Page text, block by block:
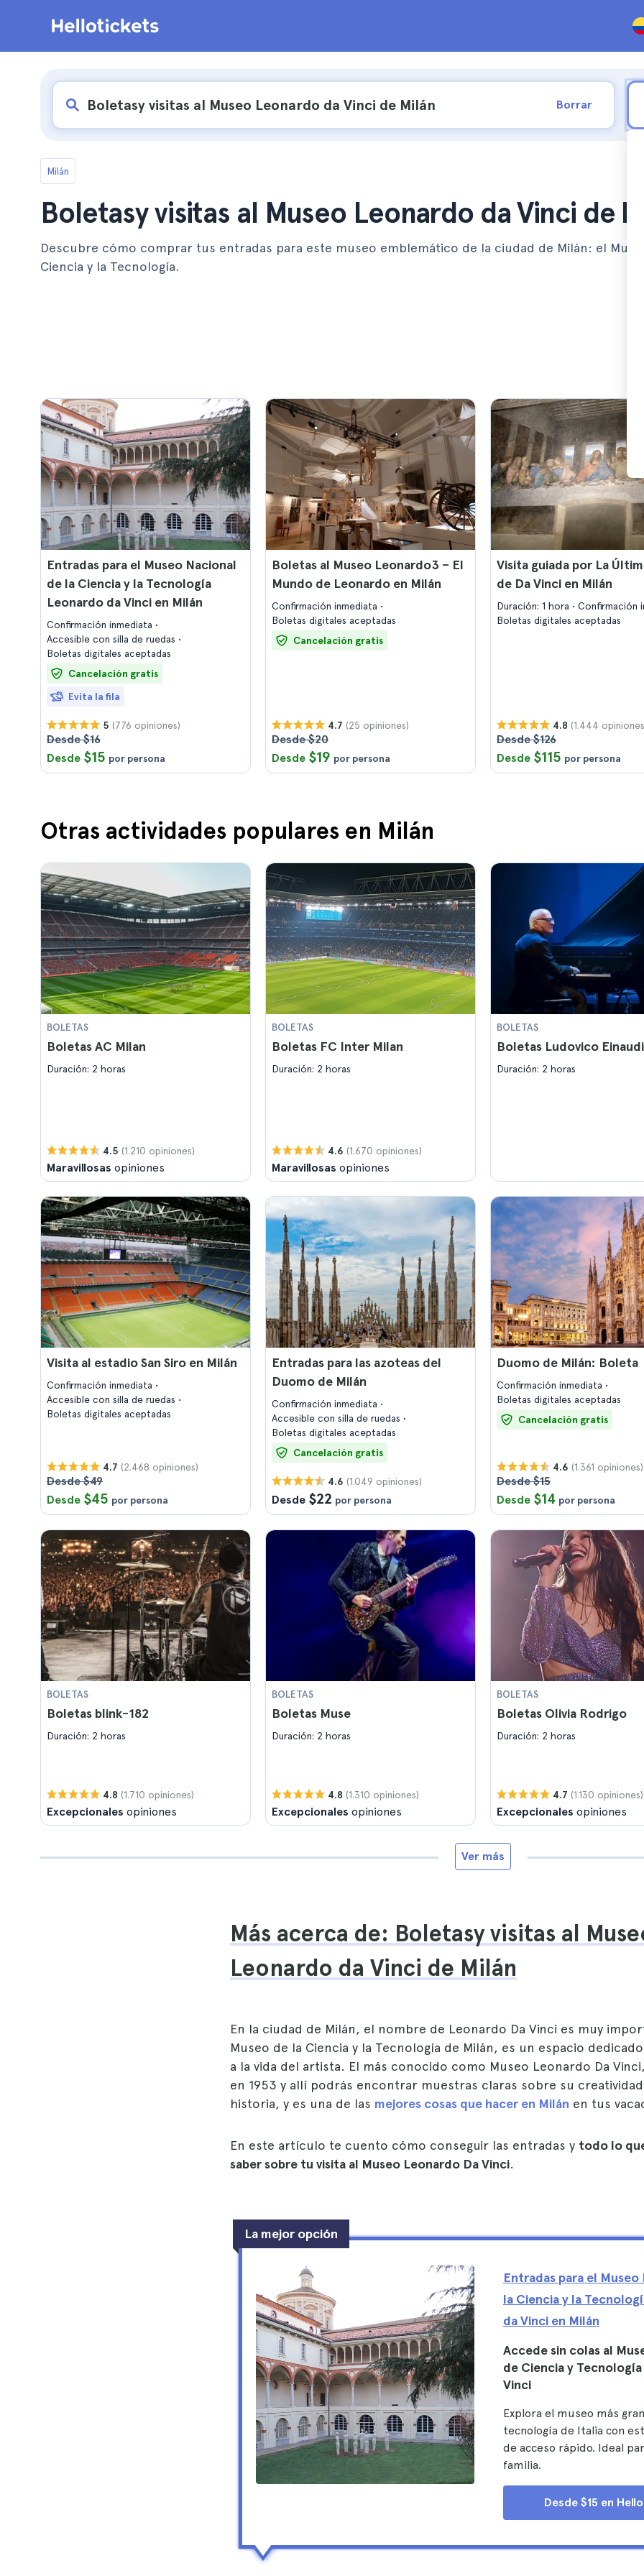
Borrar
Milán
Boletasy visitas al Museo Leonardo da Vinci de
Descubre cómo comprar tus entradas para este museo emblemático de la ciudad de Milán: el
Ciencia y la Tecnología.
Entradas para el Museo Nacional
de la Ciencia y la Tecnología
Leonardo da Vinci en Milán
Confirmación inmediata
Accesible con silla de ruedas
Boletas digitales aceptadas
Cancelación gratis
Evita la fila
5 (776 opiniones)
Desde $16
Desde $15 por persona
Boletas al Museo Leonardo3 – El
Mundo de Leonardo en Milán
Confirmación inmediata
Boletas digitales aceptadas
Cancelación gratis
4.7 (25 opiniones)
Desde $20
Desde $19 por persona
Visita guiada por La
de Da Vinci en Milán
Duración: 1 hora
Confirmación
Boletas digitales aceptadas
4.8 (1.444
Desde $126
Desde $115 por persona
Otras actividades populares en Milán
BOLETAS
Boletas AC Milan
Duración: 2 horas
4.5 (1.210 opiniones)
Maravillosas opiniones
BOLETAS
Boletas FC Inter Milan
Duración: 2 horas
4.6 (1.670 opiniones)
Maravillosas opiniones
BOLETAS
Boletas Ludovico Einaudi
Duración: 2 horas
Visita al estadio San Siro en Milán
Confirmación inmediata
Accesible con silla de ruedas
Boletas digitales aceptadas
4.7 (2.468 opiniones)
Desde $49
Desde $45 por persona
Entradas para las azoteas del
Duomo de Milán
Confirmación inmediata
Accesible con silla de ruedas
Boletas digitales aceptadas
Cancelación gratis
4.6 (1.049 opiniones)
Desde $22 por persona
Duomo de Milán: Boleta
Confirmación inmediata
Boletas digitales aceptadas
Cancelación gratis
4.6 (1.361 opiniones)
Desde $15
Desde $14 por persona
BOLETAS
Boletas blink-182
Duración: 2 horas
4.8 (1.710 opiniones)
Excepcionales opiniones
BOLETAS
Boletas Muse
Duración: 2 horas
4.8 (1.310 opiniones)
Excepcionales opiniones
BOLETAS
Boletas Olivia Rodrigo
Duración: 2 horas
4.7 (1.130 opiniones)
Excepcionales opiniones
Ver más
Más acerca de: Boletasy visitas al
Leonardo da Vinci de Milán
En la ciudad de Milán, el nombre de Leonardo Da Vinci es muy
Museo de la Ciencia y la Tecnología de Milán, es un espacio
a la vida del artista. El más conocido como Museo Leonardo Da
en 1953 y allí podrás encontrar muestras claras sobre su
historia, y es una de las mejores cosas que hacer en Milán en tus
En este artículo te cuento cómo conseguir las entradas y todo lo
saber sobre tu visita al Museo Leonardo Da Vinci.
La mejor opción
Entradas para el
la Ciencia y la
da Vinci en Milán
Accede sin colas al
de Ciencia y
Vinci
Explora el museo más
tecnología de Italia con
de acceso rápido. Ideal
familia.
Desde $15 en